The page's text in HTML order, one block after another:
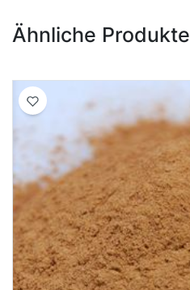
Ähnliche Produkte